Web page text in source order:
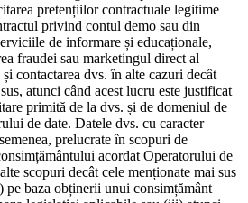
pretențiilor contractuale legitime
privind contul demo sau din
de informare și educaționale,
fraudei sau marketingul direct al
contactarea dvs. în alte cazuri decât
atunci când acest lucru este justificat
primită de la dvs. și de domeniul de
de date. Datele dvs. cu caracter
prelucrate în scopuri de
acordat Operatorului de
scopuri decât cele menționate mai sus
pe baza obținerii unui consimțământ